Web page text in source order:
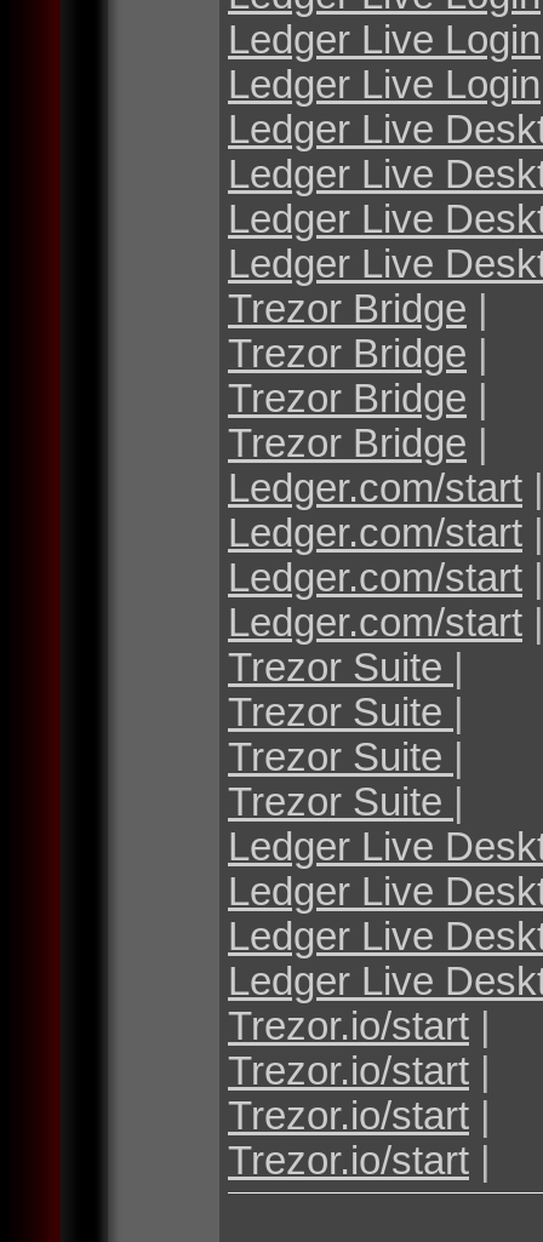
Ledger Live Login
Ledger Live Login
Ledger Live
Ledger Live
Ledger Live
Ledger Live
Trezor Bridge |
Trezor Bridge |
Trezor Bridge |
Trezor Bridge |
Ledger.com/start |
Ledger.com/start |
Ledger.com/start |
Ledger.com/start |
Trezor Suite |
Trezor Suite |
Trezor Suite |
Trezor Suite |
Ledger Live
Ledger Live
Ledger Live
Ledger Live
Trezor.io/start |
Trezor.io/start |
Trezor.io/start |
Trezor.io/start |